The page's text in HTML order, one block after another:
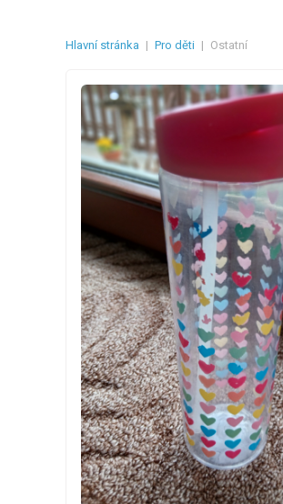
Hlavní stránka | Pro děti | Ostatní